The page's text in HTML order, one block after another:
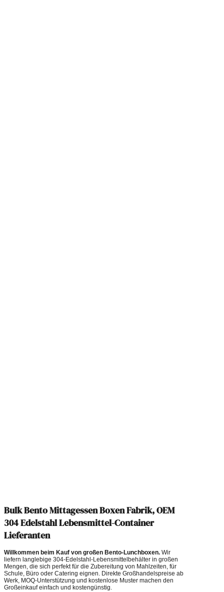
Bulk Bento Mittagessen Boxen Fabrik, OEM
304 Edelstahl Lebensmittel-Container
Lieferanten
Willkommen beim Kauf von großen Bento-Lunchboxen. Wir
liefern langlebige 304-Edelstahl-Lebensmittelbehälter in großen
Mengen, die sich perfekt für die Zubereitung von Mahlzeiten, für
Schule, Büro oder Catering eignen. Direkte Großhandelspreise ab
Werk, MOQ-Unterstützung und kostenlose Muster machen den
Großeinkauf einfach und kostengünstig.